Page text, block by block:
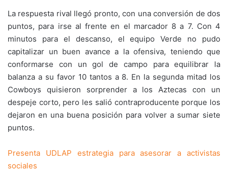
La respuesta rival llegó pronto, con una conversión de dos
puntos, para irse al frente en el marcador 8 a 7. Con 4
minutos para el descanso, el equipo Verde no pudo
capitalizar un buen avance a la ofensiva, teniendo que
conformarse con un gol de campo para equilibrar la
balanza a su favor 10 tantos a 8. En la segunda mitad los
Cowboys quisieron sorprender a los Aztecas con un
despeje corto, pero les salió contraproducente porque los
dejaron en una buena posición para volver a sumar siete
puntos.
Presenta UDLAP estrategia para asesorar a activistas
sociales